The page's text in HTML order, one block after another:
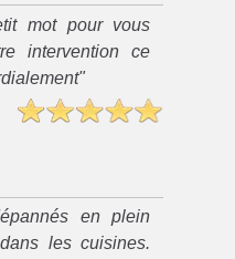
mot pour vous
intervention ce
en plein
les cuisines.